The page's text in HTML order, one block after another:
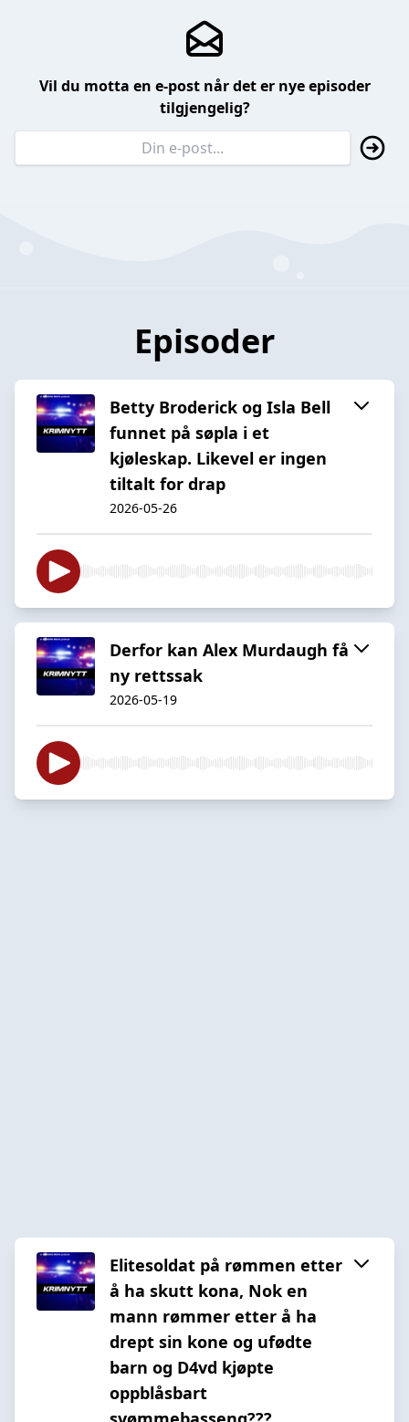
Vil du motta en e-post når det er nye episoder
tilgjengelig?
Episoder
Betty Broderick og Isla Bell
funnet på søpla i et
kjøleskap. Likevel er ingen
tiltalt for drap
2026-05-26
Derfor kan Alex Murdaugh få
ny rettssak
2026-05-19
Elitesoldat på rømmen etter
å ha skutt kona, Nok en
mann rømmer etter å ha
drept sin kone og ufødte
barn og D4vd kjøpte
oppblåsbart